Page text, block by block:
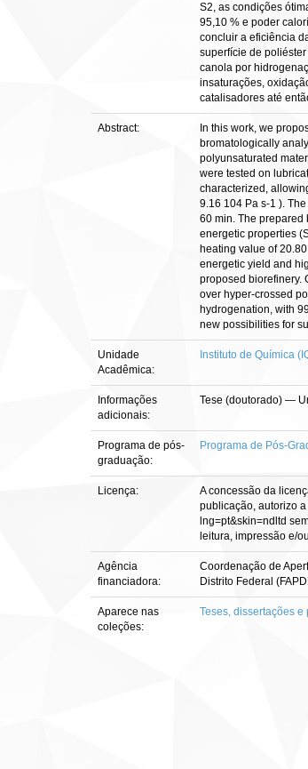
S2, as condições
95,10 % e poder
concluir a eficiência
superfície de
canola por
insaturações,
catalisadores até
Abstract:
In this work, we
bromatologically
polyunsaturated
were tested on
characterized,
9.16 104 Pa s-1 ).
60 min. The prepared
energetic properties
heating value of
energetic yield and
proposed biorefinery.
over hyper-crossed
hydrogenation, with
new possibilities for
Unidade
Acadêmica:
Instituto de Química
Informações
adicionais:
Tese (doutorado) —
Programa de pós-
graduação:
Programa de Pós-
Licença:
A concessão da
publicação, autorizo
lng=pt&skin=ndltd
leitura, impressão e/
Agência
financiadora:
Coordenação de
Distrito Federal
Aparece nas
coleções:
Teses, dissertações